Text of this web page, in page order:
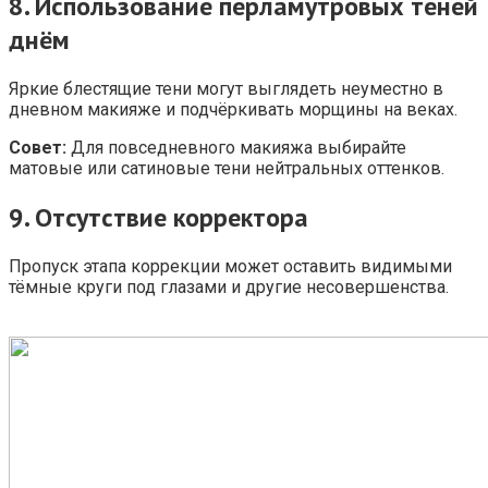
днём
Яркие блестящие тени могут выглядеть неуместно в
дневном макияже и подчёркивать морщины на веках.
Совет: Для повседневного макияжа выбирайте
матовые или сатиновые тени нейтральных оттенков.
9.Отсутствие корректора
Пропуск этапа коррекции может оставить видимыми
тёмные круги под глазами и другие несовершенства.